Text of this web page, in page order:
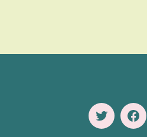
Twitter